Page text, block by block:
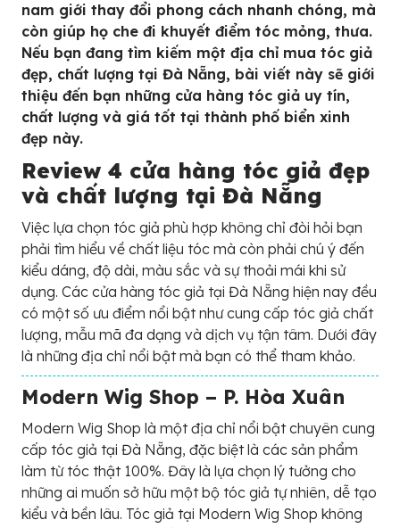
nam giới thay đổi phong cách nhanh chóng, mà
còn giúp họ che đi khuyết điểm tóc mỏng, thưa.
Nếu bạn đang tìm kiếm một địa chỉ mua tóc giả
đẹp, chất lượng tại Đà Nẵng, bài viết này sẽ giới
thiệu đến bạn những cửa hàng tóc giả uy tín,
chất lượng và giá tốt tại thành phố biển xinh
đẹp này.
Review 4 cửa hàng tóc giả đẹp
và chất lượng tại Đà Nẵng
Việc lựa chọn tóc giả phù hợp không chỉ đòi hỏi bạn
phải tìm hiểu về chất liệu tóc mà còn phải chú ý đến
kiểu dáng, độ dài, màu sắc và sự thoải mái khi sử
dụng. Các cửa hàng tóc giả tại Đà Nẵng hiện nay đều
có một số ưu điểm nổi bật như cung cấp tóc giả chất
lượng, mẫu mã đa dạng và dịch vụ tận tâm. Dưới đây
là những địa chỉ nổi bật mà bạn có thể tham khảo.
Modern Wig Shop – P. Hòa Xuân
Modern Wig Shop là một địa chỉ nổi bật chuyên cung
cấp tóc giả tại Đà Nẵng, đặc biệt là các sản phẩm
làm từ tóc thật 100%. Đây là lựa chọn lý tưởng cho
những ai muốn sở hữu một bộ tóc giả tự nhiên, dễ tạo
kiểu và bền lâu. Tóc giả tại Modern Wig Shop không